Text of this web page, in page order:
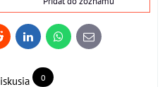
LinkedInWhatsApp
E-
mail
0